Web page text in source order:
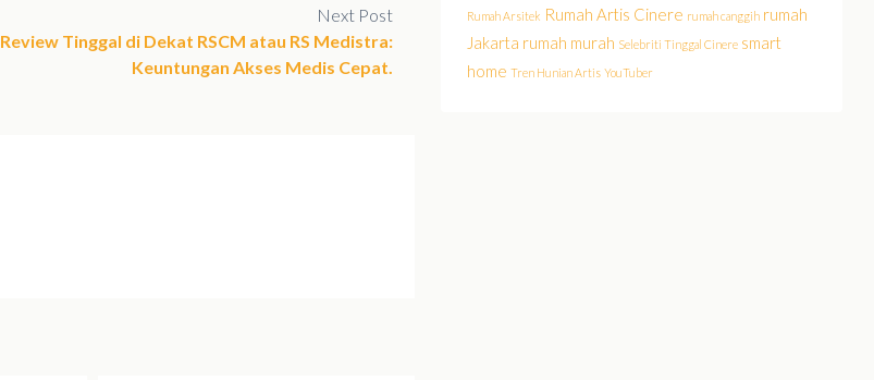
Next Post
Review Tinggal di Dekat RSCM atau RS Medistra:
Keuntungan Akses Medis Cepat.
Rumah Arsitek Rumah Artis Cinere rumah canggih rumah
Jakarta rumah murah Selebriti Tinggal Cinere smart
home Tren Hunian Artis YouTuber